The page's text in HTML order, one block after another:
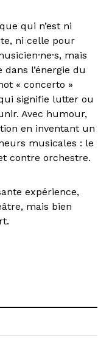
qui n’est ni
ni celle pour
mais
l’énergie du
« concerto »
signifie lutter ou
Avec humour,
en inventant un
musicales : le
contre orchestre.
expérience,
mais bien